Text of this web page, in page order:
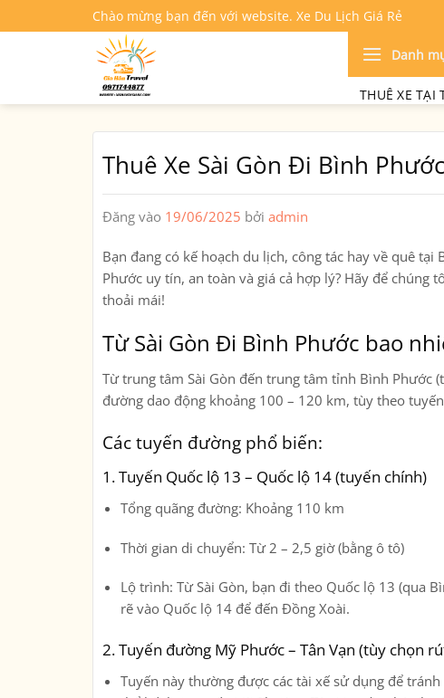
qua
Chào mừng bạn đến với website. Xe Du Lịch Giá Rẻ
Danh
THUÊ XE TẠI
Thuê Xe Sài Gòn Đi Bình Phước
Đăng vào 19/06/2025 bởi admin
Bạn đang có kế hoạch du lịch, công tác hay về quê
Phước uy tín, an toàn và giá cả hợp lý? Hãy để
thoải mái!
Từ Sài Gòn Đi Bình Phước bao
Từ trung tâm Sài Gòn đến trung tâm tỉnh Bình Phước
đường dao động khoảng 100 – 120 km, tùy theo
Các tuyến đường phổ biến:
1.Tuyến Quốc lộ 13 – Quốc lộ 14 (tuyến chính)
Tổng quãng đường: Khoảng 110 km
Thời gian di chuyển: Từ 2 – 2,5 giờ (bằng ô tô)
Lộ trình: Từ Sài Gòn, bạn đi theo Quốc lộ 13 (qua
rẽ vào Quốc lộ 14 để đến Đồng Xoài.
2.Tuyến đường Mỹ Phước – Tân Vạn (tùy chọn
Tuyến này thường được các tài xế sử dụng để